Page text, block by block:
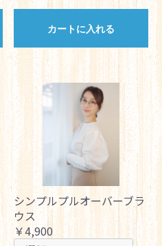
カートに入れる
シンプルプルオーバーブラ
ウス
￥4,900